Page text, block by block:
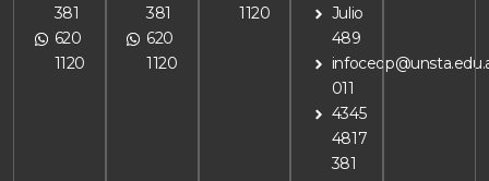
381
620
1120
381
620
1120
1120
Julio
489
011
4345
4817
381